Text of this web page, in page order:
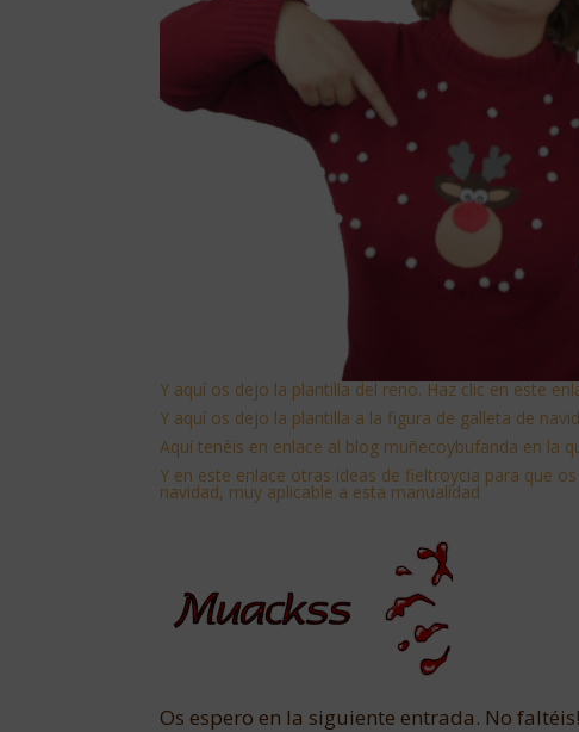
Y aquí os dejo la plantilla del reno. Haz clic en este
Y aquí os dejo la plantilla a la figura de galleta de
Aquí tenéis en enlace al blog muñecoybufanda en la
Y en este enlace otras ideas de fieltroycia para que
navidad, muy aplicable a esta manualidad
Os espero en la siguiente entrada. No